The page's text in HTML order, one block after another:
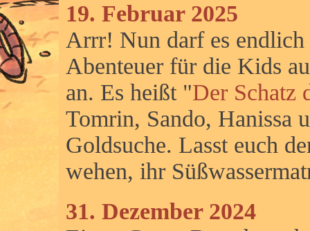
19. Februar 2025
Arrr! Nun darf es
Abenteuer für die Kids
an. Es heißt "Der Schatz
Tomrin, Sando, Hanissa
Goldsuche. Lasst euch
wehen, ihr
31. Dezember 2024